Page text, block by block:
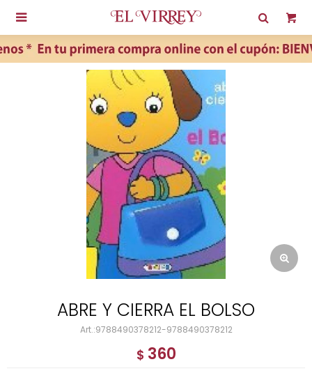

ABRE Y CIERRA EL BOLSO
9788490378212-9788490378212
$ 360